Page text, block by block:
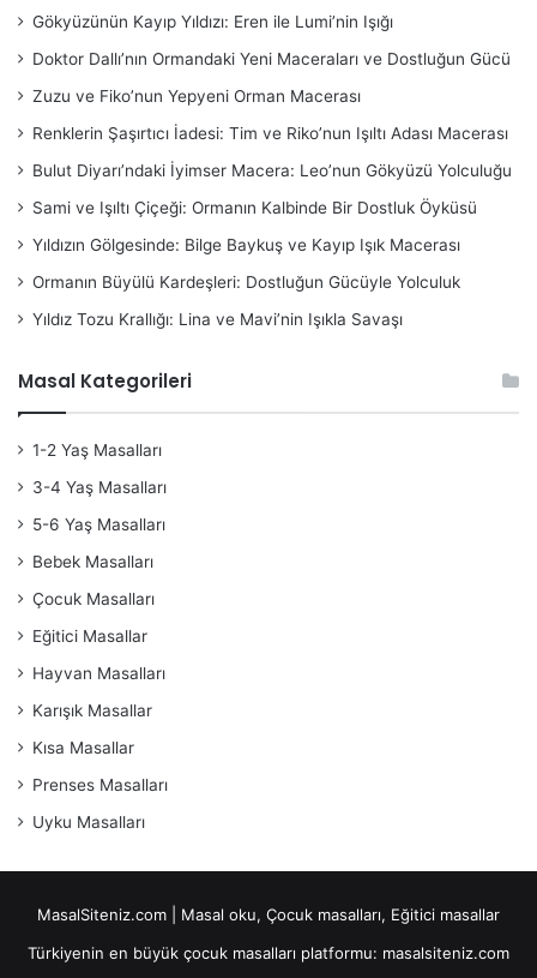
Gökyüzünün Kayıp Yıldızı: Eren ile Lumi’nin Işığı
Doktor Dallı’nın Ormandaki Yeni Maceraları ve Dostluğun Gücü
Zuzu ve Fiko’nun Yepyeni Orman Macerası
Renklerin Şaşırtıcı İadesi: Tim ve Riko’nun Işıltı Adası Macerası
Bulut Diyarı’ndaki İyimser Macera: Leo’nun Gökyüzü Yolculuğu
Sami ve Işıltı Çiçeği: Ormanın Kalbinde Bir Dostluk Öyküsü
Yıldızın Gölgesinde: Bilge Baykuş ve Kayıp Işık Macerası
Ormanın Büyülü Kardeşleri: Dostluğun Gücüyle Yolculuk
Yıldız Tozu Krallığı: Lina ve Mavi’nin Işıkla Savaşı
Masal Kategorileri
1-2 Yaş Masalları
3-4 Yaş Masalları
5-6 Yaş Masalları
Bebek Masalları
Çocuk Masalları
Eğitici Masallar
Hayvan Masalları
Karışık Masallar
Kısa Masallar
Prenses Masalları
Uyku Masalları
MasalSiteniz.com | Masal oku, Çocuk masalları, Eğitici masallar
Türkiyenin en büyük çocuk masalları platformu: masalsiteniz.com